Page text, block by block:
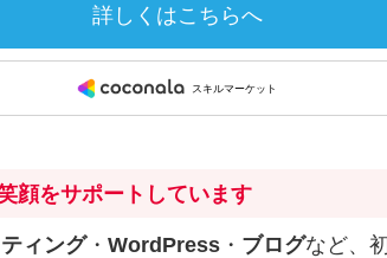
顔をサポートしています
ィング・WordPress ・ ブログなど、